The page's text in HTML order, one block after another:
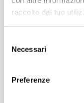
raccolto dal tuo
delNecessari
Preferenze